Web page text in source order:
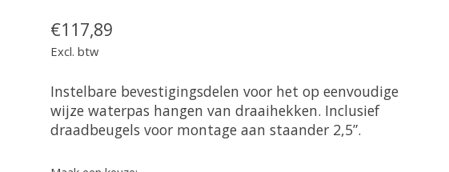
€117,89
Excl. btw
Instelbare bevestigingsdelen voor het op eenvoudige
wijze waterpas hangen van draaihekken. Inclusief
draadbeugels voor montage aan staander 2,5”.